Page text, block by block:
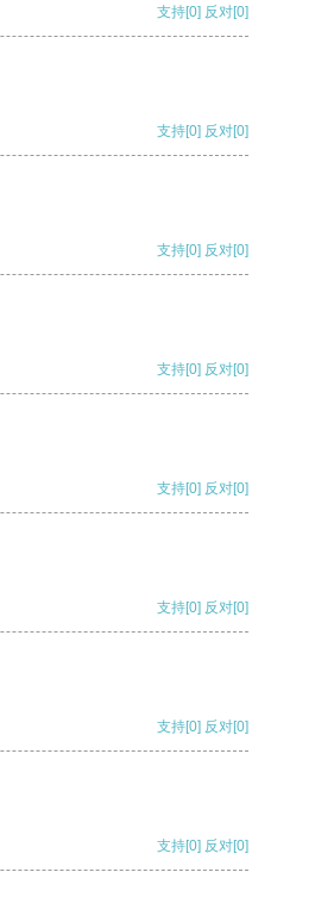
支持[0] 反对[0]
支持[0] 反对[0]
支持[0] 反对[0]
支持[0] 反对[0]
支持[0] 反对[0]
支持[0] 反对[0]
支持[0] 反对[0]
支持[0] 反对[0]